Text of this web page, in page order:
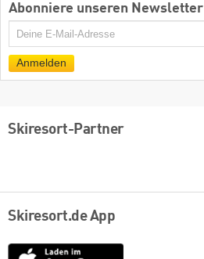
Abonniere unseren Newsletter
E-
Mail
Anmelden
Skiresort-Partner
Skiresort.de App
App